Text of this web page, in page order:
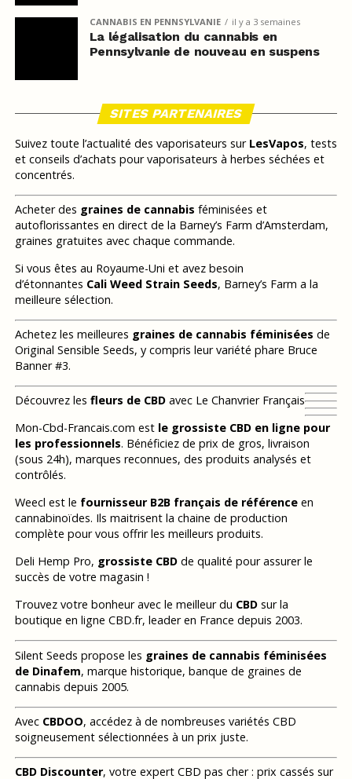
CANNABIS EN PENNSYLVANIE il y a 3 semaines
La légalisation du cannabis en
Pennsylvanie de nouveau en suspens
SITES PARTENAIRES
Suivez toute l’actualité des vaporisateurs sur LesVapos, tests
et conseils d’achats pour vaporisateurs à herbes séchées et
concentrés.
Acheter des graines de cannabis féminisées et
autoflorissantes en direct de la Barney’s Farm d’Amsterdam,
graines gratuites avec chaque commande.
Si vous êtes au Royaume-Uni et avez besoin
d’étonnantes Cali Weed Strain Seeds, Barney’s Farm a la
meilleure sélection.
Achetez les meilleures graines de cannabis féminisées de
Original Sensible Seeds, y compris leur variété phare Bruce
Banner #3.
Découvrez les fleurs de CBDavec Le Chanvrier Français
Mon-Cbd-Francais.com est le grossiste CBD en ligne pour
les professionnels. Bénéficiez de prix de gros, livraison
(sous 24h), marques reconnues, des produits analysés et
contrôlés.
Weecl est le fournisseur B2B français de référenceen
cannabinoïdes. Ils maitrisent la chaine de production
complète pour vous offrir les meilleurs produits.
Deli Hemp Pro, grossiste CBDde qualité pour assurer le
succès de votre magasin !
Trouvez votre bonheur avec le meilleur du CBDsur la
boutique en ligne CBD.fr, leader en France depuis 2003.
Silent Seeds propose les graines de cannabis féminisées
de Dinafem, marque historique, banque de graines de
cannabis depuis 2005.
Avec CBDOO, accédez à de nombreuses variétés CBD
soigneusement sélectionnées à un prix juste.
CBD Discounter, votre expert CBD pas cher : prix cassés sur